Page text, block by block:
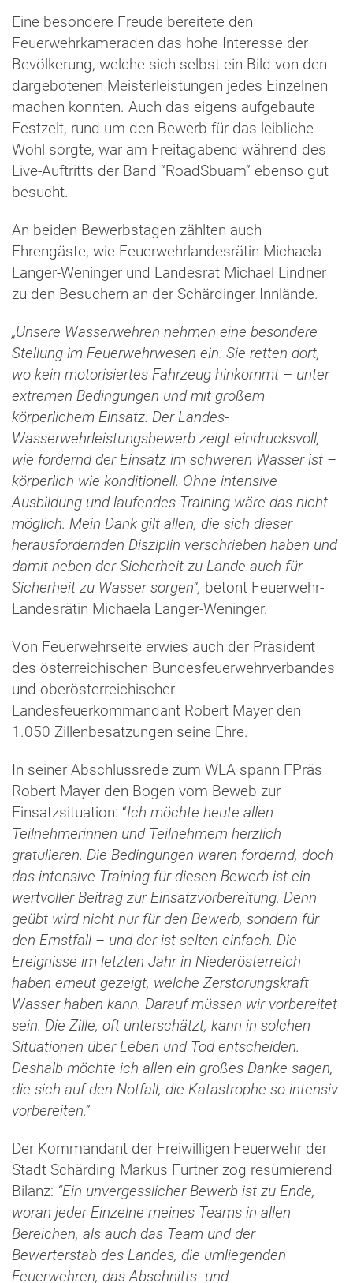
Eine besondere Freude bereitete den
Feuerwehrkameraden das hohe Interesse der
Bevölkerung, welche sich selbst ein Bild von den
dargebotenen Meisterleistungen jedes Einzelnen
machen konnten. Auch das eigens aufgebaute
Festzelt, rund um den Bewerb für das leibliche
Wohl sorgte, war am Freitagabend während des
Live-Auftritts der Band “RoadSbuam” ebenso gut
besucht.
An beiden Bewerbstagen zählten auch
Ehrengäste, wie Feuerwehrlandesrätin Michaela
Langer-Weninger und Landesrat Michael Lindner
zu den Besuchern an der Schärdinger Innlände.
„Unsere Wasserwehren nehmen eine besondere
Stellung im Feuerwehrwesen ein: Sie retten dort,
wo kein motorisiertes Fahrzeug hinkommt – unter
extremen Bedingungen und mit großem
körperlichem Einsatz. Der Landes-
Wasserwehrleistungsbewerb zeigt eindrucksvoll,
wie fordernd der Einsatz im schweren Wasser ist –
körperlich wie konditionell. Ohne intensive
Ausbildung und laufendes Training wäre das nicht
möglich. Mein Dank gilt allen, die sich dieser
herausfordernden Disziplin verschrieben haben und
damit neben der Sicherheit zu Lande auch für
Sicherheit zu Wasser sorgen“, betont Feuerwehr-
Landesrätin Michaela Langer-Weninger.
Von Feuerwehrseite erwies auch der Präsident
des österreichischen Bundesfeuerwehrverbandes
und oberösterreichischer
Landesfeuerkommandant Robert Mayer den
1.050 Zillenbesatzungen seine Ehre.
In seiner Abschlussrede zum WLA spann FPräs
Robert Mayer den Bogen vom Beweb zur
Einsatzsituation: “Ich möchte heute allen
Teilnehmerinnen und Teilnehmern herzlich
gratulieren. Die Bedingungen waren fordernd, doch
das intensive Training für diesen Bewerb ist ein
wertvoller Beitrag zur Einsatzvorbereitung. Denn
geübt wird nicht nur für den Bewerb, sondern für
den Ernstfall – und der ist selten einfach. Die
Ereignisse im letzten Jahr in Niederösterreich
haben erneut gezeigt, welche Zerstörungskraft
Wasser haben kann. Darauf müssen wir vorbereitet
sein. Die Zille, oft unterschätzt, kann in solchen
Situationen über Leben und Tod entscheiden.
Deshalb möchte ich allen ein großes Danke sagen,
die sich auf den Notfall, die Katastrophe so intensiv
vorbereiten.”
Der Kommandant der Freiwilligen Feuerwehr der
Stadt Schärding Markus Furtner zog resümierend
Bilanz: “Ein unvergesslicher Bewerb ist zu Ende,
woran jeder Einzelne meines Teams in allen
Bereichen, als auch das Team und der
Bewerterstab des Landes, die umliegenden
Feuerwehren, das Abschnitts- und